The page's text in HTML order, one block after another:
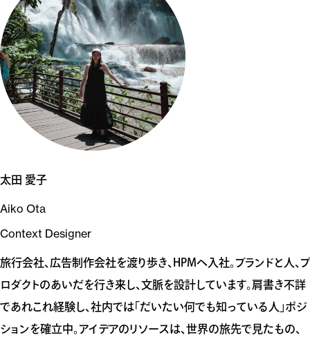
太田 愛子
Aiko Ota
Context Designer
旅行会社、広告制作会社を渡り歩き、HPMへ入社。ブランドと人、プ
ロダクトのあいだを行き来し、文脈を設計しています。肩書き不詳
であれこれ経験し、社内では「だいたい何でも知っている人」ポジ
ションを確立中。アイデアのリソースは、世界の旅先で見たもの、